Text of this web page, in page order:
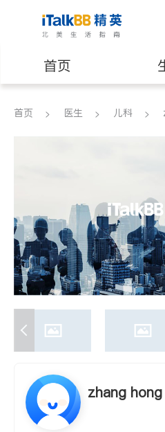
首页
医生
养老 非
首页 医生 儿科
zhang hong